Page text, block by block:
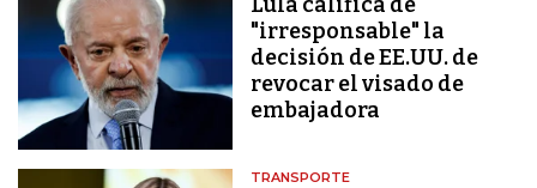
"irresponsable" la
decisión de EE.UU. de
revocar el visado de
embajadora
TRANSPORTE